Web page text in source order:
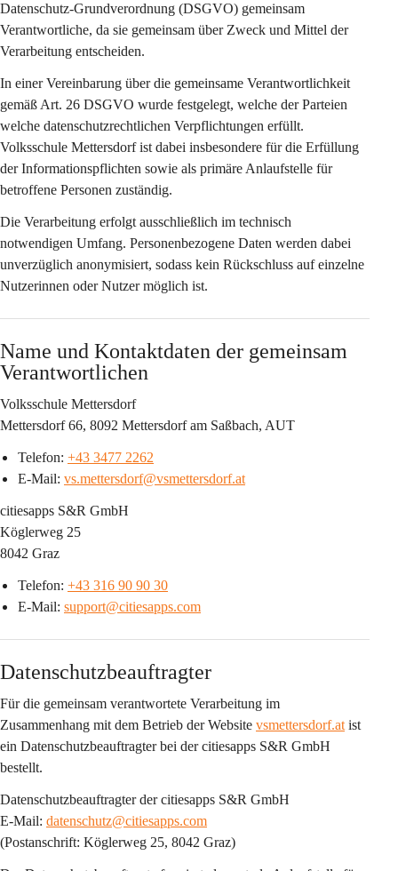
Datenschutz-Grundverordnung (DSGVO) gemeinsam
Verantwortliche, da sie gemeinsam über Zweck und Mittel der
Verarbeitung entscheiden.
In einer Vereinbarung über die gemeinsame Verantwortlichkeit
gemäß Art. 26 DSGVO wurde festgelegt, welche der Parteien
welche datenschutzrechtlichen Verpflichtungen erfüllt.
Volksschule Mettersdorf ist dabei insbesondere für die Erfüllung
der Informationspflichten sowie als primäre Anlaufstelle für
betroffene Personen zuständig.
Die Verarbeitung erfolgt ausschließlich im technisch
notwendigen Umfang. Personenbezogene Daten werden dabei
unverzüglich anonymisiert, sodass kein Rückschluss auf einzelne
Nutzerinnen oder Nutzer möglich ist.
Name und Kontaktdaten der gemeinsam
Verantwortlichen
Volksschule Mettersdorf
Mettersdorf 66, 8092 Mettersdorf am Saßbach, AUT
Telefon: +43 3477 2262
E-Mail: vs.mettersdorf@vsmettersdorf.at
citiesapps S&R GmbH
Köglerweg 25
8042 Graz
Telefon: +43 316 90 90 30
E-Mail: support@citiesapps.com
Datenschutzbeauftragter
Für die gemeinsam verantwortete Verarbeitung im
Zusammenhang mit dem Betrieb der Website vsmettersdorf.at ist
ein Datenschutzbeauftragter bei der citiesapps S&R GmbH
bestellt.
Datenschutzbeauftragter der citiesapps S&R GmbH
E-Mail: datenschutz@citiesapps.com
(Postanschrift: Köglerweg 25, 8042 Graz)